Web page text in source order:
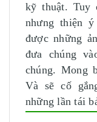
kỹ thuật. Tuy
nhưng thiện
được những
đưa chúng
chúng. Mong
Và sẽ cố
những lần tái